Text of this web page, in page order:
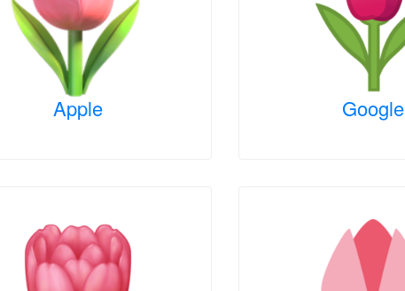
Apple Google